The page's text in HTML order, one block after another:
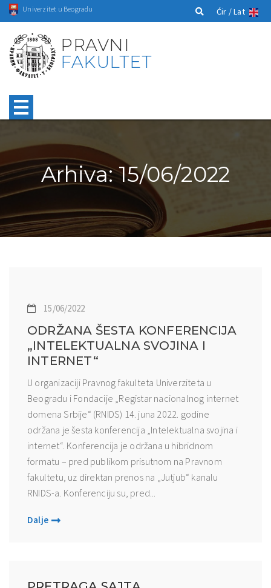
Univerzitet u Beogradu Ćir /Lat
PRAVNI
FAKULTET
Arhiva: 15/06/2022
15/06/2022
ODRŽANA ŠESTA KONFERENCIJA
„INTELEKTUALNA SVOJINA I
INTERNET“
U organizaciji Pravnog fakulteta Univerziteta u
Beogradu i Fondacije „Registar nacionalnog internet
domena Srbije“ (RNIDS) 14. juna 2022. godine
održana je šesta konferencija „Intelektualna svojina i
internet“. Konferencija je održana u hibridnom
formatu – pred publikom prisutnom na Pravnom
fakultetu, uz direktan prenos na „Jutjub“ kanalu
RNIDS-a. Konferenciju su, pred...
Dalje